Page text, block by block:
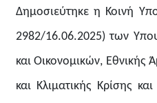
Δημοσιεύτηκε η Κοινή
2982/16.06.2025) των
και Οικονομικών, Εθνικής
και Κλιματικής Κρίσης